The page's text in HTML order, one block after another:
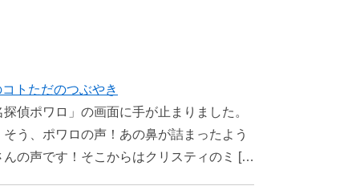
ト ただのつぶやき
偵ポワロ」の画面に手が止まりました。
う、ポワロの声！あの鼻が詰まったよう
の声です！そこからはクリスティのミ […